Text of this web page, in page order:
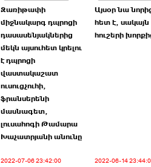
Զառիթափի
միջնակարգ դպրոցի
դասասենյակներից
մեկն այսուհետ կրելու
է դպրոցի
վաստակաշատ
ուսուցչուհի,
ֆրանսերենի
մասնագետ,
լուսահոգի Թամարա
Խաչատրյանի անունը
Այսօր նա
հետ է, սակայն
հուշերի
2022-07-06 23:42:00 2022-06-14